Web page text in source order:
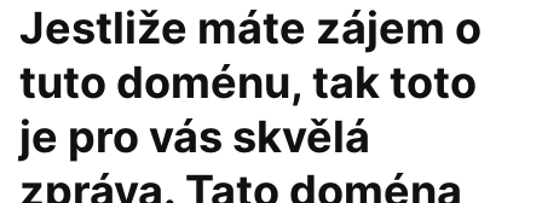
Jestliže máte zájem o
tuto doménu, tak toto
je pro vás skvělá
zpráva. Tato doména